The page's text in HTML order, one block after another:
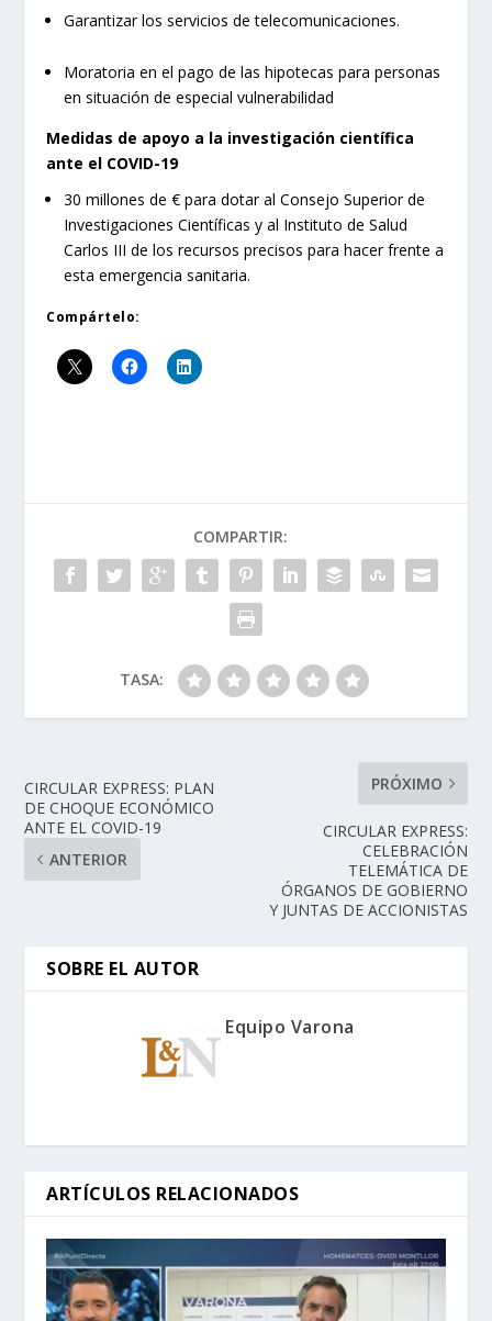
Garantizar los servicios de telecomunicaciones.
Moratoria en el pago de las hipotecas para personas
en situación de especial vulnerabilidad
Medidas de apoyo a la investigación científica
ante el COVID-19
30 millones de € para dotar al Consejo Superior de
Investigaciones Científicas y al Instituto de Salud
Carlos III de los recursos precisos para hacer frente a
esta emergencia sanitaria.
Compártelo:
COMPARTIR:
TASA:
CIRCULAR EXPRESS: PLAN
DE CHOQUE ECONÓMICO
ANTE EL COVID-19
ANTERIOR
PRÓXIMO
CIRCULAR EXPRESS:
CELEBRACIÓN
TELEMÁTICA DE
ÓRGANOS DE GOBIERNO
Y JUNTAS DE ACCIONISTAS
SOBRE EL AUTOR
Equipo Varona
ARTÍCULOS RELACIONADOS